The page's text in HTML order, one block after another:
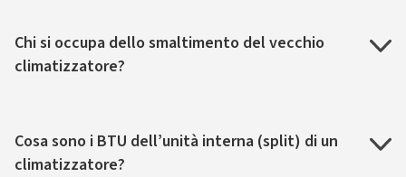
Chi si occupa dello smaltimento del vecchio
climatizzatore?
Cosa sono i BTU dell’unità interna (split) di un
climatizzatore?